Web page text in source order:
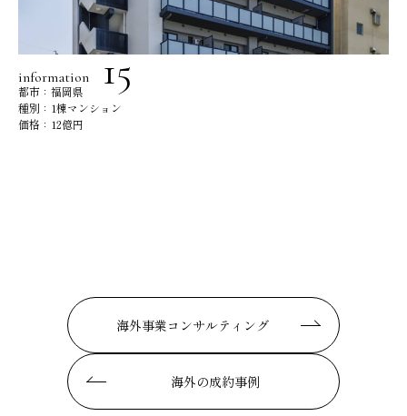
information
都市：福岡県
種別：1棟マンション
価格：12億円
海外事業コンサルティング
海外の成約事例